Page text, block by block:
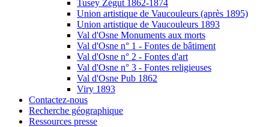
Tusey Zégut 1862-1874
Union artistique de Vaucouleurs (après 1895)
Union artistique de Vaucouleurs 1893
Val d'Osne Monuments aux morts
Val d'Osne n° 1 - Fontes de bâtiment
Val d'Osne n° 2 - Fontes d'art
Val d'Osne n° 3 - Fontes religieuses
Val d'Osne Pub 1862
Viry 1893
Contactez-nous
Recherche géographique
Ressources presse